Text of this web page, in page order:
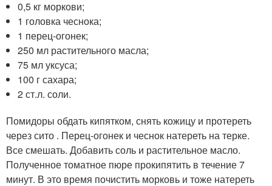
0,5 кг моркови;
1 головка чеснока;
1 перец-огонек;
250 мл растительного масла;
75 мл уксуса;
100 г сахара;
2 ст.л. соли.
Помидоры обдать кипятком, снять кожицу и протереть
через сито . Перец-огонек и чеснок натереть на терке.
Все смешать. Добавить соль и растительное масло.
Полученное томатное пюре прокипятить в течение 7
минут. В это время почистить морковь и тоже натереть